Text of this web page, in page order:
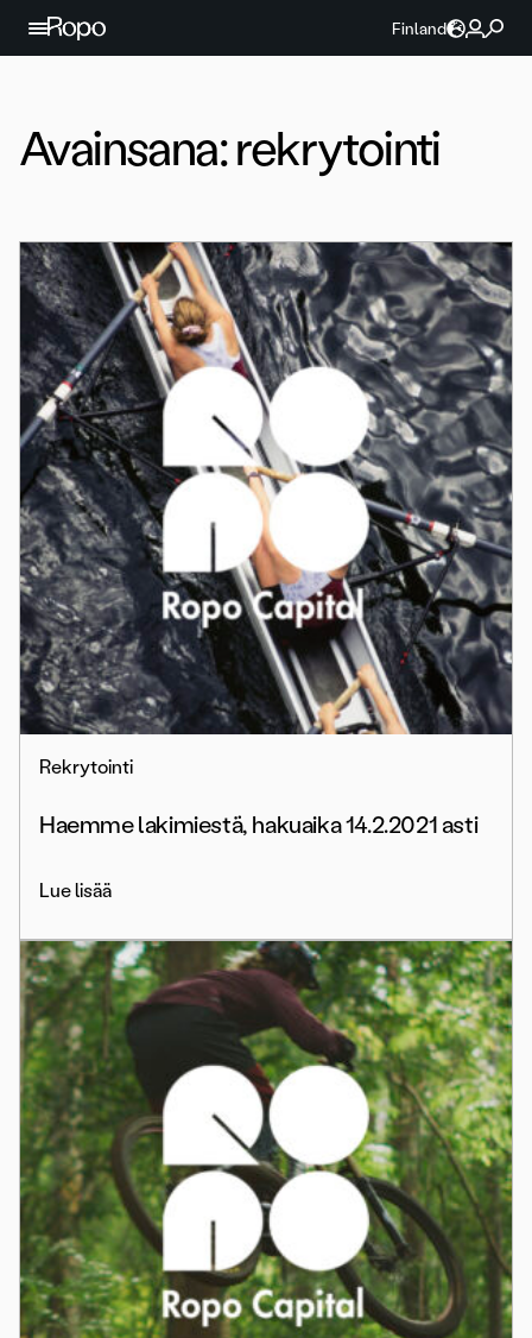
Jatka sisältöön
Finland
Avainsana:rekrytointi
Rekrytointi
Haemme lakimiestä, hakuaika 14.2.2021 asti
Lue lisää